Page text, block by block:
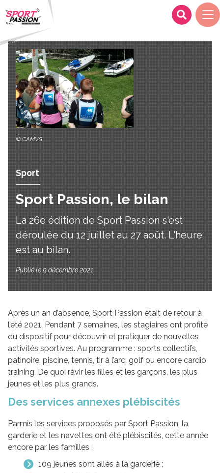
© CAMVS
Sport
Sport Passion, le bilan
La 26e édition de Sport Passion s'est
déroulée du 12 juillet au 27 août. L'heure
est au bilan.
Publié le 9 décembre 2021
Après un an d’absence, Sport Passion était de retour à
l’été 2021. Pendant 7 semaines, les stagiaires ont profité
du dispositif pour découvrir et pratiquer de nouvelles
activités sportives. Au programme : sports collectifs,
patinoire, piscine, tennis, tir à l’arc, golf ou encore cardio
training. De quoi râvir les filles et les garçons, les plus
jeunes et les plus grands.
Des services annexes plébiscités
Parmis les services proposés par Sport Passion, la
garderie et les navettes ont été plébiscités, cette année
encore par les familles :
109 jeunes sont allés à la garderie ;